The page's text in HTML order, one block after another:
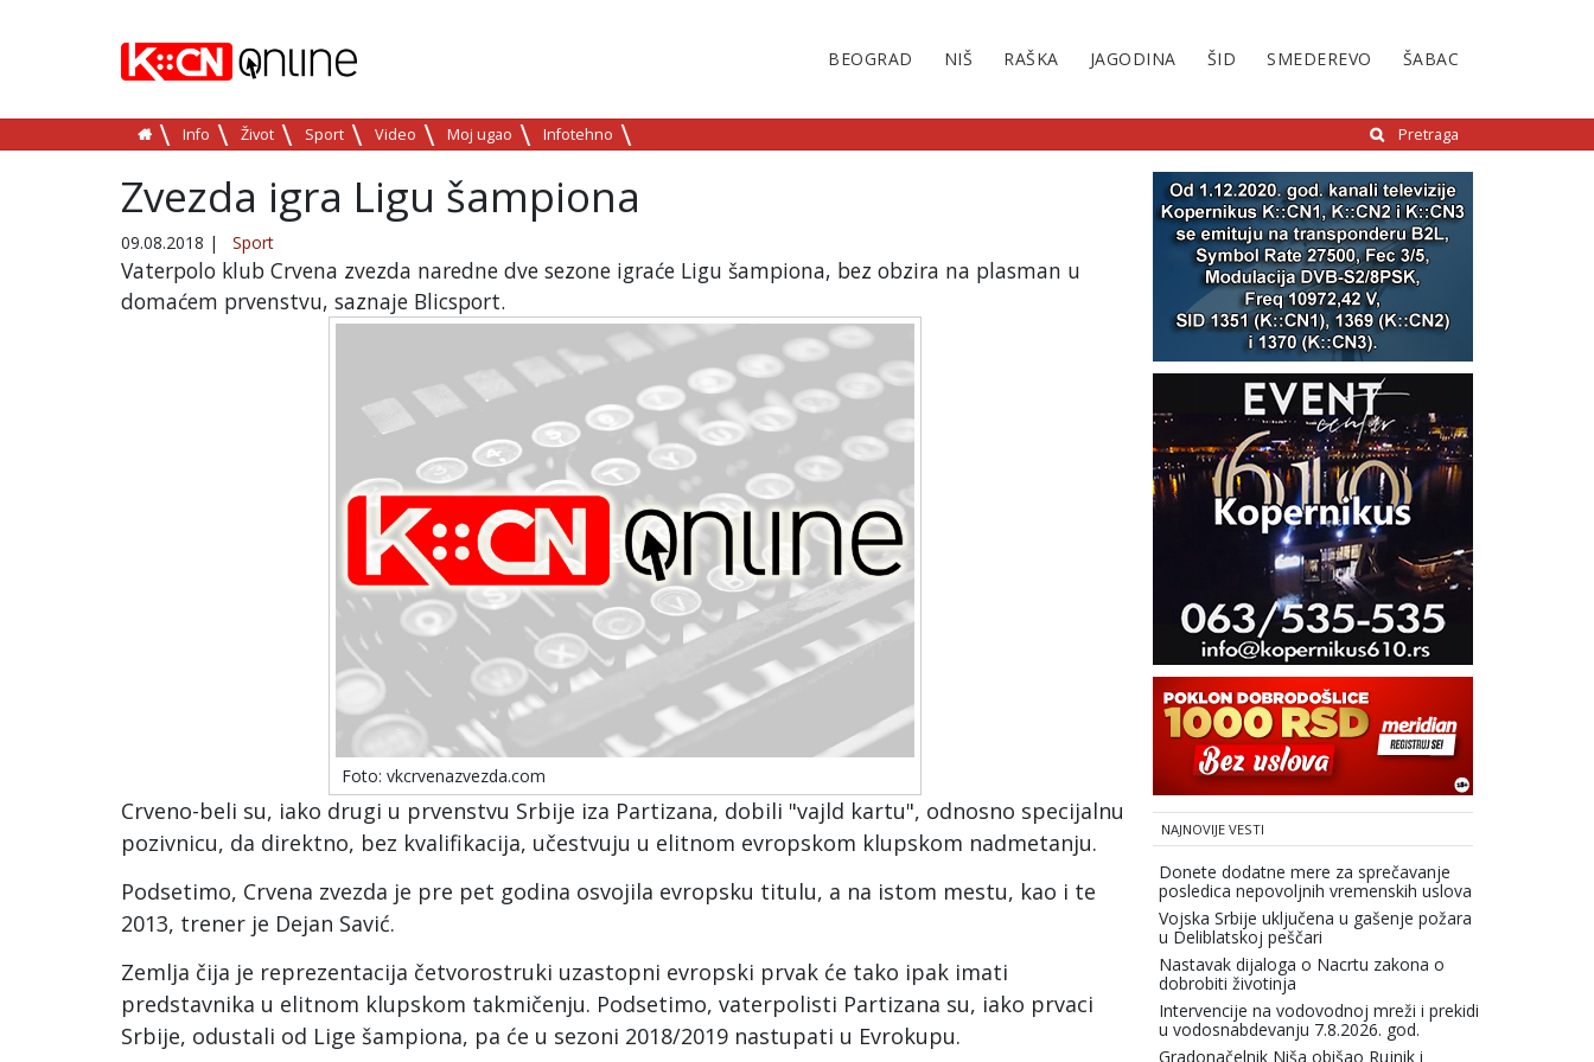
BEOGRAD NIŠ RAŠKA JAGODINA ŠID SMEDEREVO ŠABAC
Info Život Sport Video Moj ugao Infotehno Pretraga
Zvezda igra Ligu šampiona
09.08.2018 | Sport
Vaterpolo klub Crvena zvezda naredne dve sezone igraće Ligu šampiona, bez obzira na plasman u
domaćem prvenstvu, saznaje Blicsport.
Foto: vkcrvenazvezda.com
Crveno-beli su, iako drugi u prvenstvu Srbije iza Partizana, dobili "vajld kartu", odnosno specijalnu
pozivnicu, da direktno, bez kvalifikacija, učestvuju u elitnom evropskom klupskom nadmetanju.
Podsetimo, Crvena zvezda je pre pet godina osvojila evropsku titulu, a na istom mestu, kao i te
2013, trener je Dejan Savić.
Zemlja čija je reprezentacija četvorostruki uzastopni evropski prvak će tako ipak imati
predstavnika u elitnom klupskom takmičenju. Podsetimo, vaterpolisti Partizana su, iako prvaci
Srbije, odustali od Lige šampiona, pa će u sezoni 2018/2019 nastupati u Evrokupu.
NAJNOVIJE VESTI
Donete dodatne mere za sprečavanje
posledica nepovoljnih vremenskih uslova
Vojska Srbije uključena u gašenje požara
u Deliblatskoj peščari
Nastavak dijaloga o Nacrtu zakona o
dobrobiti životinja
Intervencije na vodovodnoj mreži i prekidi
u vodosnabdevanju 7.8.2026. god.
Gradonačelnik Niša obišao Rujnik i